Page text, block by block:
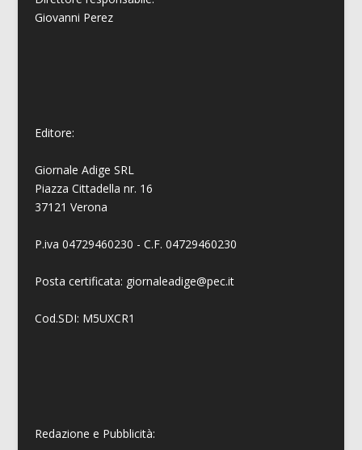
Giovanni Perez
Editore:
Giornale Adige SRL
Piazza Cittadella nr. 16
37121 Verona
P.iva 04729460230 - C.F. 04729460230
Posta certificata: giornaleadige@pec.it
Cod.SDI: M5UXCR1
Redazione e Pubblicità: